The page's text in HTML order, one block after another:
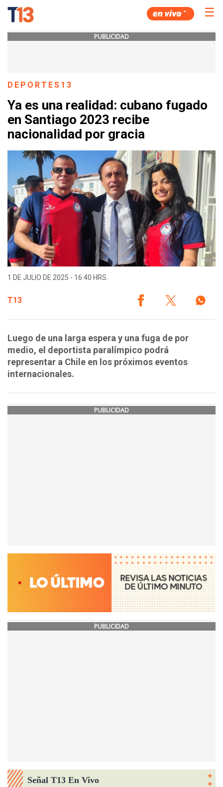
☰
PUBLICIDAD
DEPORTES13
Ya es una realidad: cubano fugado
en Santiago 2023 recibe
nacionalidad por gracia
1 DE JULIO DE 2025 - 16:40 HRS.
T13
Luego de una larga espera y una fuga de por
medio, el deportista paralímpico podrá
representar a Chile en los próximos eventos
internacionales.
PUBLICIDAD
PUBLICIDAD
Señal T13 En Vivo